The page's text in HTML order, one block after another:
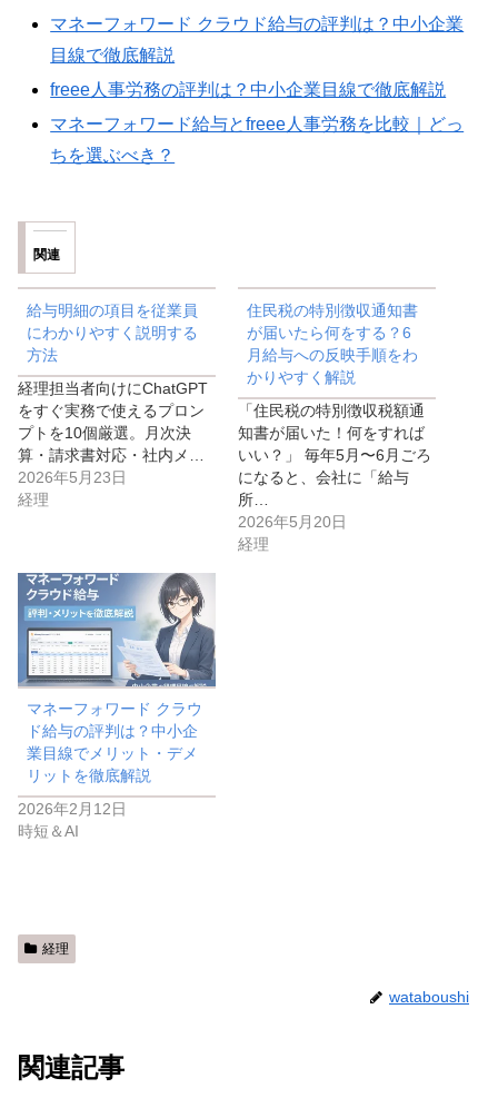
マネーフォワード クラウド給与の評判は？中小企業
目線で徹底解説
freee人事労務の評判は？中小企業目線で徹底解説
マネーフォワード給与とfreee人事労務を比較｜どっ
ちを選ぶべき？
関連
給与明細の項目を従業員
にわかりやすく説明する
方法
経理担当者向けにChatGPT
をすぐ実務で使えるプロン
プトを10個厳選。月次決
算・請求書対応・社内メ…
2026年5月23日
経理
住民税の特別徴収通知書
が届いたら何をする？6
月給与への反映手順をわ
かりやすく解説
「住民税の特別徴収税額通
知書が届いた！何をすれば
いい？」 毎年5月〜6月ごろ
になると、会社に「給与
所…
2026年5月20日
経理
マネーフォワード クラウ
ド給与の評判は？中小企
業目線でメリット・デメ
リットを徹底解説
2026年2月12日
時短＆AI
経理
wataboushi
関連記事